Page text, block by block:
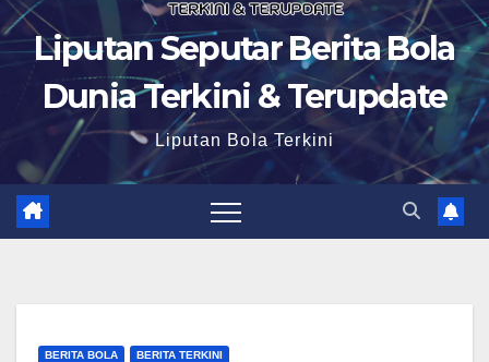
Liputan Seputar Berita Bola
Dunia Terkini & Terupdate
Liputan Bola Terkini
BERITA BOLA BERITA TERKINI